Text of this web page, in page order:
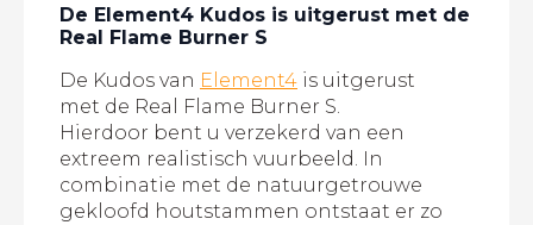
De Element4 Kudos is uitgerust met de
Real Flame Burner S
De Kudos van Element4 is uitgerust
met de Real Flame Burner S.
Hierdoor bent u verzekerd van een
extreem realistisch vuurbeeld. In
combinatie met de natuurgetrouwe
gekloofd houtstammen ontstaat er zo